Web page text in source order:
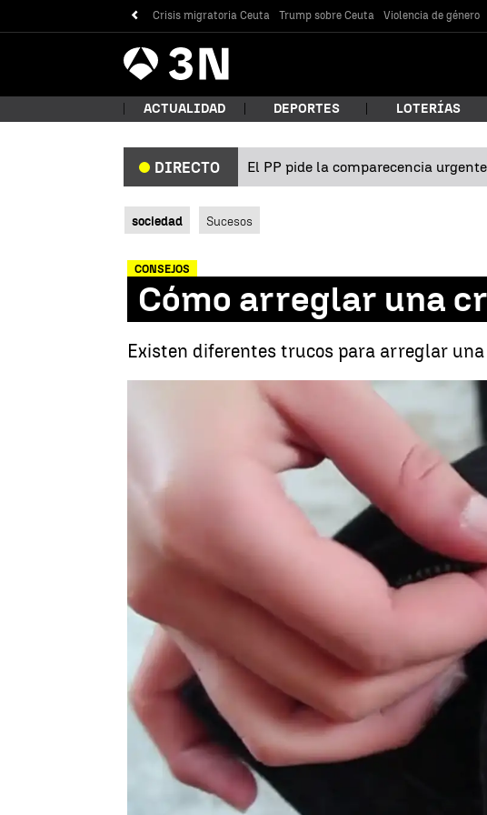
Crisis migratoria Ceuta Trump sobre Ceuta Violencia de género
Antena
3 Noticias
Buscar
ACTUALIDAD DEPORTES LOTERÍAS
DIRECTO El PP pide la comparecencia
sociedad Sucesos
CONSEJOS
Cómo arreglar una
Existen diferentes trucos para arreglar